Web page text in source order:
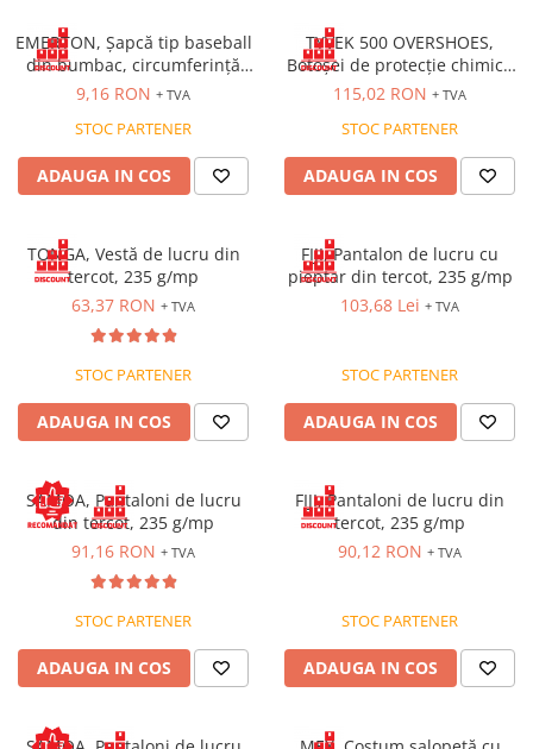
EMERTON, Șapcă tip baseball
din bumbac, circumferință
ajustabilă prin cataramă
9,16 RON + TVA
STOC PARTENER
ADAUGA IN COS
TYVEK 500 OVERSHOES,
Botoșei de protecție chimică
tip PB 6, de unică folosință,
unități]
115,02 RON + TVA
STOC PARTENER
ADAUGA IN COS
TONGA, Vestă de lucru din
tercot, 235 g/mp
63,37 RON + TVA
STOC PARTENER
ADAUGA IN COS
FIJI, Pantalon de lucru cu
pieptar din tercot, 235 g/mp
103,68 Lei + TVA
STOC PARTENER
ADAUGA IN COS
SAMOA, Pantaloni de lucru
din tercot, 235 g/mp
91,16 RON + TVA
STOC PARTENER
ADAUGA IN COS
FIJI, Pantaloni de lucru din
tercot, 235 g/mp
90,12 RON + TVA
STOC PARTENER
ADAUGA IN COS